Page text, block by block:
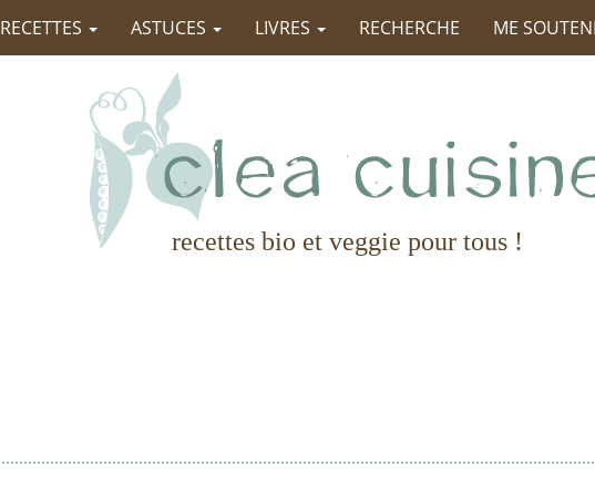
RECETTES ASTUCES LIVRES RECHERCHE ME
recettes bio et veggie pour tous !